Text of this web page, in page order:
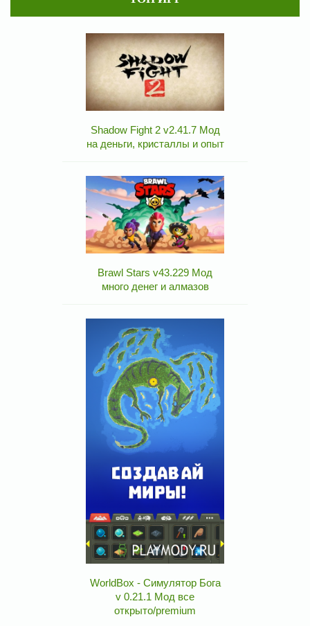
Shadow Fight 2 v2.41.7 Мод
на деньги, кристаллы и опыт
Brawl Stars v43.229 Мод
много денег и алмазов
WorldBox - Симулятор Бога
v 0.21.1 Мод все
открыто/premium